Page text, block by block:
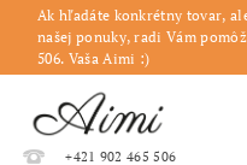
Ak hľadáte konkrétny tovar,
našej ponuky, radi Vám
506. Vaša Aimi :)
+421 902 465 506